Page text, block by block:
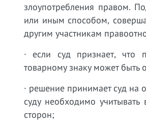
злоупотребления правом.
или иным способом,
другим участникам
· если суд признает, что
товарному знаку может быть
· решение принимает суд на
суду необходимо учитывать
сторон;